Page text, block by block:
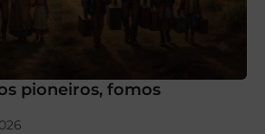
pioneiros, fomos